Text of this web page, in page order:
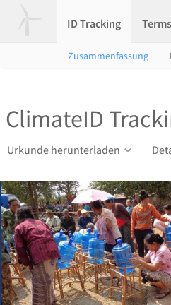
ID Tracking
Zusammenfassung
ClimateID
Urkunde herunterladen